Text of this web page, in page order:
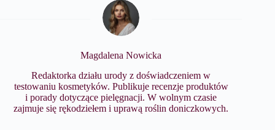
Magdalena Nowicka
Redaktorka działu urody z doświadczeniem w
testowaniu kosmetyków. Publikuje recenzje produktów
i porady dotyczące pielęgnacji. W wolnym czasie
zajmuje się rękodziełem i uprawą roślin doniczkowych.